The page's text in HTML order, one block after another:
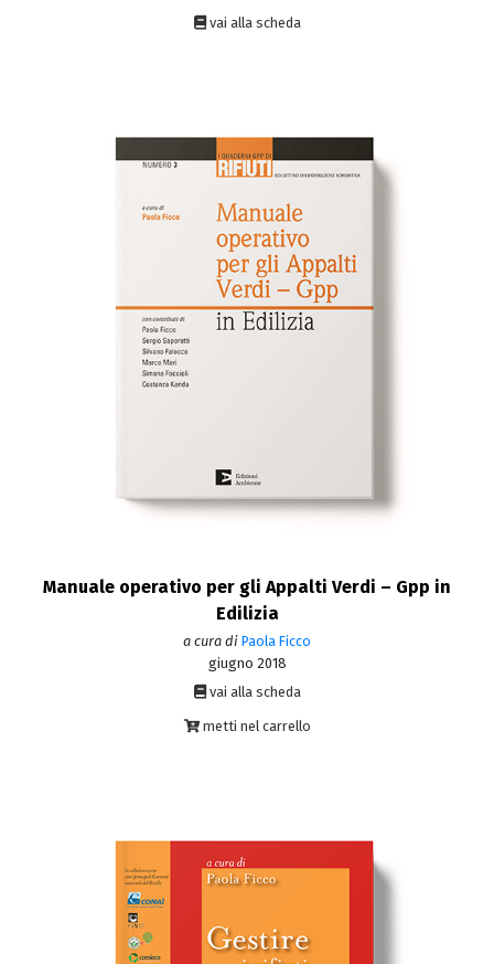
vai alla scheda
Manuale operativo per gli Appalti Verdi – Gpp in
Edilizia
a cura di Paola Ficco
giugno 2018
vai alla scheda
metti nel carrello